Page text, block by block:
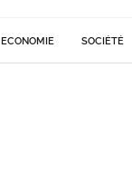
ECONOMIE SOCIÉTÉ